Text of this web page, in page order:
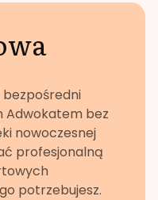
bezpośredni
Adwokatem bez
nowoczesnej
profesjonalną
potrzebujesz.